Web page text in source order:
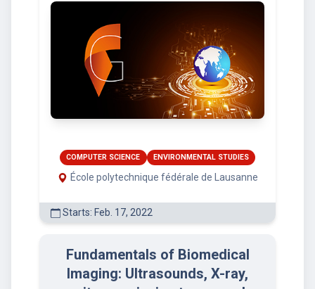
COMPUTER SCIENCE ENVIRONMENTAL STUDIES
École polytechnique fédérale de Lausanne
Starts: Feb. 17, 2022
Fundamentals of Biomedical
Imaging: Ultrasounds, X-ray,